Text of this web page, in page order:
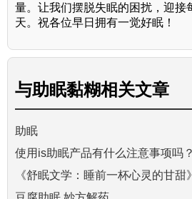
量。让我们摆脱失眠的困扰，迎接
天。祝各位早日拥有一觉好眠！
与助眠黏糊相关文章
助眠
使用is助眠产品有什么注意事项吗？
《舒眠文学：睡前一杯心灵的甘甜》